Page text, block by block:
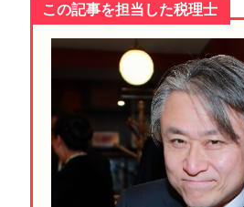
この記事を担当した税理士